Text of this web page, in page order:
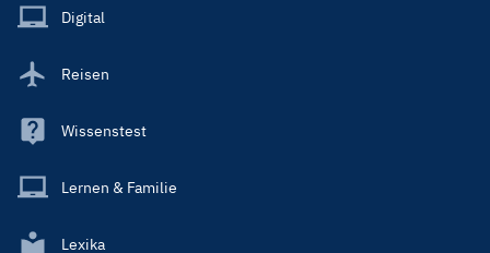
Main
Digital
Reisen
Wissenstest
Lernen & Familie
Lexika